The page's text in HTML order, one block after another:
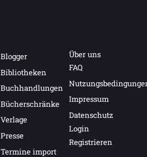
Blogger
Bibliotheken
Buchhandlungen
Bücherschränke
Verlage
Presse
Termine import
Über uns
FAQ
Impressum
Datenschutz
Login
Registrieren